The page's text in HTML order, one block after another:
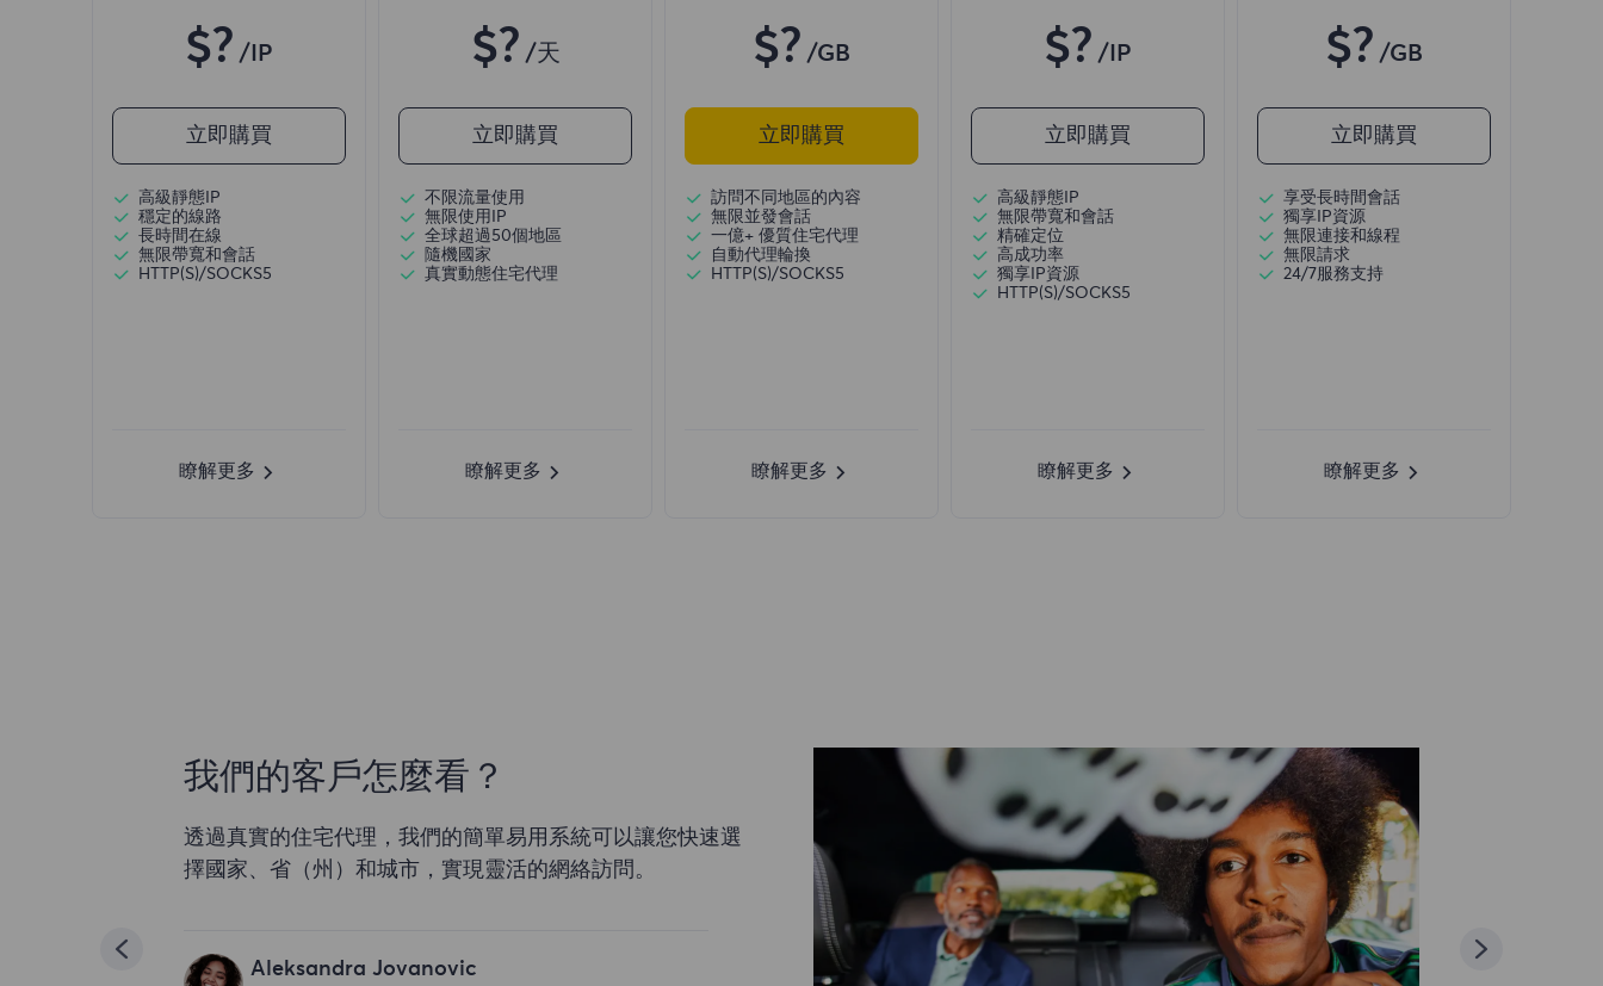
$? /IP
立即購買
高級靜態IP
穩定的線路
長時間在線
無限帶寬和會話
HTTP(S)/SOCKS5
瞭解更多
$? /天
立即購買
不限流量使用
無限使用IP
全球超過50個地區
隨機國家
真實動態住宅代理
瞭解更多
$? /GB
立即購買
訪問不同地區的內容
無限並發會話
一億+ 優質住宅代理
自動代理輪換
HTTP(S)/SOCKS5
瞭解更多
$? /IP
立即購買
高級靜態IP
無限帶寬和會話
精確定位
高成功率
獨享IP資源
HTTP(S)/SOCKS5
瞭解更多
$? /GB
立即購買
享受長時間會話
獨享IP資源
無限連接和線程
無限請求
24/7服務支持
瞭解更多
我們的客戶怎麼看？
透過真實的住宅代理，我們的簡單易用系統可以讓您快速選
擇國家、省（州）和城市，實現靈活的網絡訪問。
Aleksandra Jovanovic